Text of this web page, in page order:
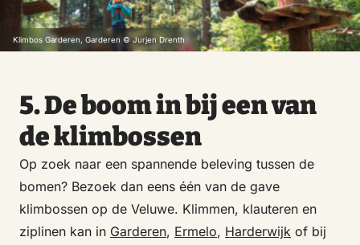
Klimbos Garderen, Garderen © Jurjen Drenth
5. De boom in bij een van
de klimbossen
Op zoek naar een spannende beleving tussen de
bomen? Bezoek dan eens één van de gave
klimbossen op de Veluwe. Klimmen, klauteren en
ziplinen kan in Garderen, Ermelo, Harderwijk of bij